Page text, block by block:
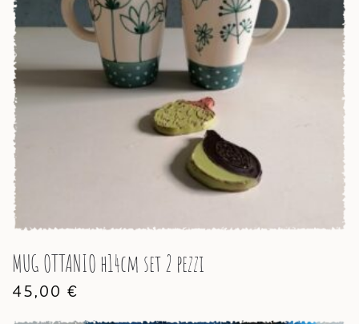
MUG OTTANIO h14cm set 2 pezzi
45,00 €